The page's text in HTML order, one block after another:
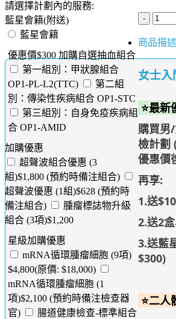
請選擇計劃內的服務:
藍星會籍(附送)
藍星會籍
優惠價$300 加購自選抽血組合
第一組別：甲狀腺組合
OP1-PL-L2(TTC)
第二組
別：傳染性疾病組合 OP1-STC
第三組別：自身免疫疾病組
合 OP1-AMID
加購優惠
超聲波組合優惠 (3
組)$1,800 (預約時備注組合)
超聲波優惠 (1組)$628 (預約時
備注組合)
腫瘤標誌物升級
組合 (3項)$1,200
星級加購優惠
mRNA循環腫瘤細胞 (9項)
$4,800(原價: $18,000)
mRNA循環腫瘤細胞 (1
項)$2,100 (預約時備注檢查器
官)
腸道健康檢查-標準組合
商品描述
女士入
⭐最新
購買男
檢計劃
優惠價
再享:
1.送
2.送2
3.送藍
$300)
⭐二人